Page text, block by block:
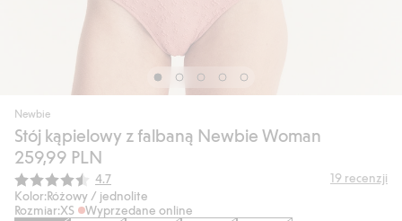
Newbie
Stój kąpielowy z falbaną Newbie Woman
259,99 PLN
Średnia ocena:
4.7 19 recenzji
Kolor:Różowy / jednolite
Rozmiar:XS Wyprzedane online